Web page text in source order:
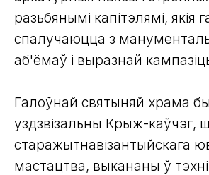
разьбянымі капітэлямі, якія
спалучаюцца з
аб'ёмаў і выразнай
Галоўнай святыняй храма
уздзвізальны Крыж-каўчэг,
старажытнавізантыйскага
мастацтва, выкананы ў